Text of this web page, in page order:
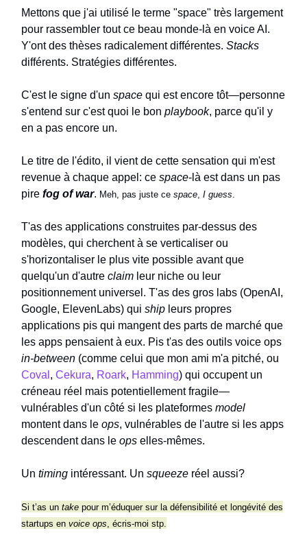
Mettons que j'ai utilisé le terme "space" très largement
pour rassembler tout ce beau monde-là en voice AI.
Y'ont des thèses radicalement différentes. Stacks
différents. Stratégies différentes.
C'est le signe d'un space qui est encore tôt—personne
s'entend sur c'est quoi le bon playbook, parce qu'il y
en a pas encore un.
Le titre de l'édito, il vient de cette sensation qui m'est
revenue à chaque appel: ce space-là est dans un pas
pire fog of war. Meh, pas juste ce space, I guess.
T'as des applications construites par-dessus des
modèles, qui cherchent à se verticaliser ou
s'horizontaliser le plus vite possible avant que
quelqu'un d'autre claim leur niche ou leur
positionnement universel. T'as des gros labs (OpenAI,
Google, ElevenLabs) qui ship leurs propres
applications pis qui mangent des parts de marché que
les apps pensaient à eux. Pis t'as des outils voice ops
in-between (comme celui que mon ami m'a pitché, ou
Coval , Cekura, Roark, Hamming) qui occupent un
créneau réel mais potentiellement fragile—
vulnérables d'un côté si les plateformes model
montent dans le ops, vulnérables de l'autre si les apps
descendent dans le ops elles-mêmes.
Un timing intéressant. Un squeeze réel aussi?
Si t’as un take pour m’éduquer sur la défensibilité et longévité des
startups en voice ops, écris-moi stp.